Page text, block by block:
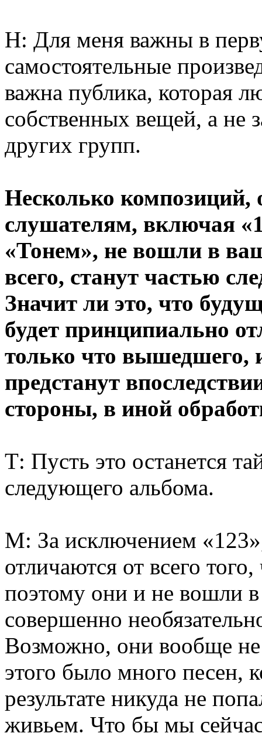
Н: Для меня важны в
самостоятельные
важна публика, которая
собственных вещей, а не
других групп.
Несколько
слушателям, включая
«Тонем», не вошли в
всего, станут частью
Значит ли это, что
будет принципиально
только что вышедшего,
предстанут
стороны, в иной
Т: Пусть это останется
следующего альбома.
М: За исключением
отличаются от всего
поэтому они и не вошли
совершенно
Возможно, они вообще
этого было много песен,
результате никуда не
живьем. Что бы мы